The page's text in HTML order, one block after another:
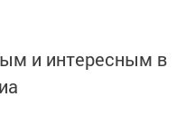
и интересным в